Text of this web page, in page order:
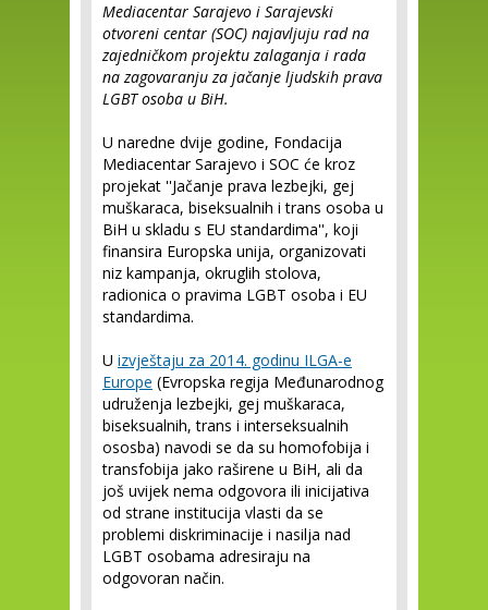
Mediacentar Sarajevo i Sarajevski
otvoreni centar (SOC) najavljuju rad na
zajedničkom projektu zalaganja i rada
na zagovaranju za jačanje ljudskih prava
LGBT osoba u BiH.
U naredne dvije godine, Fondacija
Mediacentar Sarajevo i SOC će kroz
projekat ''Jačanje prava lezbejki, gej
muškaraca, biseksualnih i trans osoba u
BiH u skladu s EU standardima'', koji
finansira Europska unija, organizovati
niz kampanja, okruglih stolova,
radionica o pravima LGBT osoba i EU
standardima.
U izvještaju za 2014. godinu ILGA-e
Europe (Evropska regija Međunarodnog
udruženja lezbejki, gej muškaraca,
biseksualnih, trans i interseksualnih
ososba) navodi se da su homofobija i
transfobija jako raširene u BiH, ali da
još uvijek nema odgovora ili inicijativa
od strane institucija vlasti da se
problemi diskriminacije i nasilja nad
LGBT osobama adresiraju na
odgovoran način.